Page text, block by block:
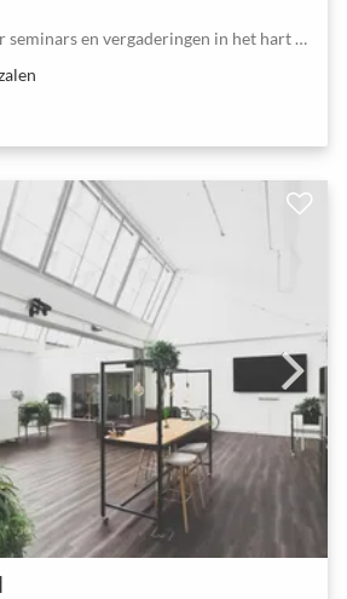
Moderne ruimte voor seminars en vergaderingen in het hart van Bern